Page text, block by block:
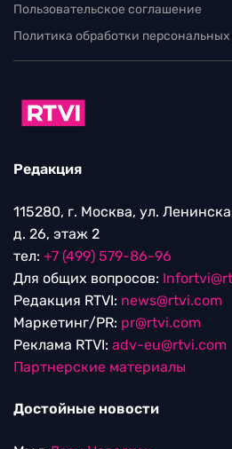
Пользовательское соглашение
Политика обработки
Редакция
115280, г. Москва, ул.
д. 26, этаж 2
тел: +7 (499) 579-86-96
Для общих вопросов:
Редакция RTVI: news@rtvi.com
Маркетинг/PR: pr@rtvi.com
Реклама RTVI: adv-eu@rtvi.com
Партнерские материалы
Достойные новости